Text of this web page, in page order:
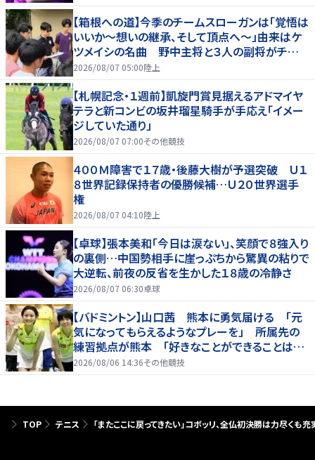
【箱根への道】今季のチームスローガンは「覚悟は
いいか～想いの継承、そして頂点へ～」由来はケ
ツメイシの名曲 野中主将と３人の副将がチーム
を引っ張る…夏合宿特集第１弾、国学院大
2026/08/07 05:00陸上
【札幌記念・１週前】凱旋門賞見据えるアドマイヤ
テラと新コンビの坂井瑠星騎手が手応え「イメー
ジしていた通り」
2026/08/07 07:00その他競技
４００Ｍ障害で１７歳・後藤大樹が予選突破 Ｕ１
８世界記録保持者の優勝候補…Ｕ２０世界選手
権
2026/08/07 04:10陸上
【卓球】張本美和「今日は涙ない」、笑顔で８強入り
の裏側…中国勢相手に崖っぷちから驚異の粘りで
大逆転、前夜の反省を生かした１８歳の冷静さ
2026/08/07 06:30卓球
【バドミントン】山口茜 熊本に勇気届ける 「元
気になってもらえるようなプレーを」 所属先の
練習拠点が熊本 「好きなことができることは当
たり前じゃない」
2026/08/06 14:36その他競技
TOP テニス 「またここに戻ってきたい」コボッリ、全仏初決勝は力尽くも